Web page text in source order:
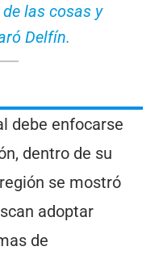
las cosas y
Delfín.
debe enfocarse
dentro de su
se mostró
adoptar
de